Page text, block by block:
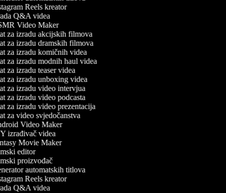
Reels kreator
Q&A videa
Video Maker
za izradu akcijskih filmova
za izradu dramskih filmova
za izradu komičnih videa
za izradu modnih haul videa
za izradu teaser videa
za izradu unboxing videa
za izradu video intervjua
za izradu video podcasta
za izradu video prezentacija
za video svjedočanstva
Video Maker
izrađivač videa
Movie Maker
editor
proizvođač
automatskih titlova
Reels kreator
Q&A videa